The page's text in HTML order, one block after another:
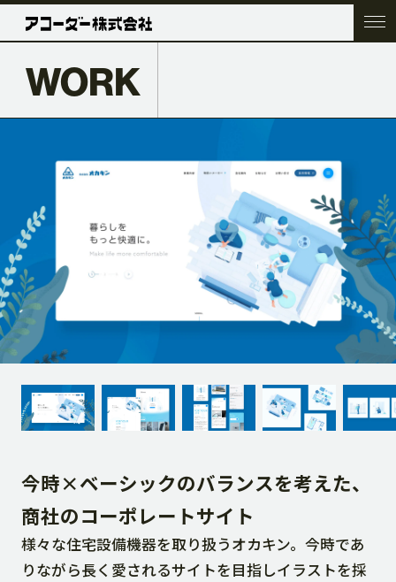
TOP
COMPANY
SERVICE
WORK
ACC BLOG
DOWNLOAD
CONTACT
RECRUIT SITE
WORK
今時×ベーシックのバランスを考えた、
商社のコーポレートサイト
様々な住宅設備機器を取り扱うオカキン。今時であ
りながら長く愛されるサイトを目指しイラストを採